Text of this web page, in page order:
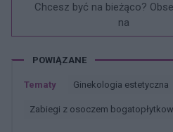
Chcesz być na bieżąco?
na
POWIĄZANE
Tematy Ginekologia estetyczna
Zabiegi z osoczem